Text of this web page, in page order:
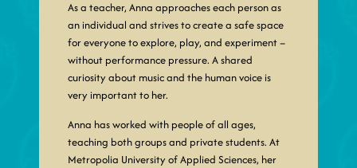
As a teacher, Anna approaches each person as
an individual and strives to create a safe space
for everyone to explore, play, and experiment –
without performance pressure. A shared
curiosity about music and the human voice is
very important to her.
Anna has worked with people of all ages,
teaching both groups and private students. At
Metropolia University of Applied Sciences, her